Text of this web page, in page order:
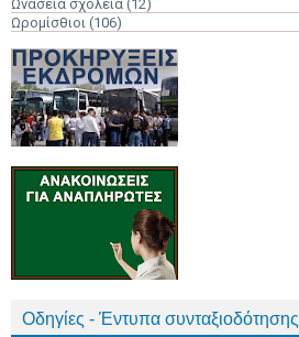
Ωνάσεια σχολεία (12)
Ωρομίσθιοι (106)
Οδηγίες - Έντυπα συνταξιοδότησης